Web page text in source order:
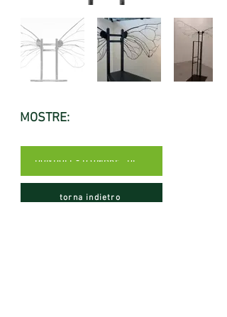
MOSTRE:
torna indietro